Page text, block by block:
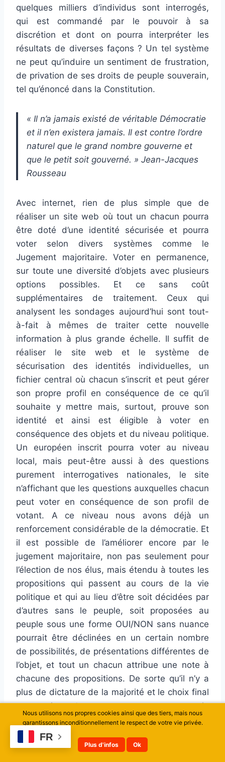
quelques milliers d’individus sont interrogés,
qui est commandé par le pouvoir à sa
discrétion et dont on pourra interpréter les
résultats de diverses façons ? Un tel système
ne peut qu’induire un sentiment de frustration,
de privation de ses droits de peuple souverain,
tel qu’énoncé dans la Constitution.
« Il n’a jamais existé de véritable Démocratie
et il n’en existera jamais. Il est contre l’ordre
naturel que le grand nombre gouverne et
que le petit soit gouverné. » Jean-Jacques
Rousseau
Avec internet, rien de plus simple que de
réaliser un site web où tout un chacun pourra
être doté d’une identité sécurisée et pourra
voter selon divers systèmes comme le
Jugement majoritaire. Voter en permanence,
sur toute une diversité d’objets avec plusieurs
options possibles. Et ce sans coût
supplémentaires de traitement. Ceux qui
analysent les sondages aujourd’hui sont tout-
à-fait à mêmes de traiter cette nouvelle
information à plus grande échelle. Il suffit de
réaliser le site web et le système de
sécurisation des identités individuelles, un
fichier central où chacun s’inscrit et peut gérer
son propre profil en conséquence de ce qu’il
souhaite y mettre mais, surtout, prouve son
identité et ainsi est éligible à voter en
conséquence des objets et du niveau politique.
Un européen inscrit pourra voter au niveau
local, mais peut-être aussi à des questions
purement interrogatives nationales, le site
n’affichant que les questions auxquelles chacun
peut voter en conséquence de son profil de
votant. A ce niveau nous avons déjà un
renforcement considérable de la démocratie. Et
il est possible de l’améliorer encore par le
jugement majoritaire, non pas seulement pour
l’élection de nos élus, mais étendu à toutes les
propositions qui passent au cours de la vie
politique et qui au lieu d’être soit décidées par
d’autres sans le peuple, soit proposées au
peuple sous une forme OUI/NON sans nuance
pourrait être déclinées en un certain nombre
de possibilités, de présentations différentes de
l’objet, et tout un chacun attribue une note à
chacune des propositions. De sorte qu’il n’y a
plus de dictature de la majorité et le choix final
non seulement ne repose pas sur ce que la
majorité accepte, mais sur ce que la majorité
tolère en excluant ce que le plus grand nombre
refuse.
FR
Nous utilisons nos propres cookies ainsi que des tiers, mais nous
garantissons inconditionnellement le respect de votre vie privée.
Plus d'infos Ok